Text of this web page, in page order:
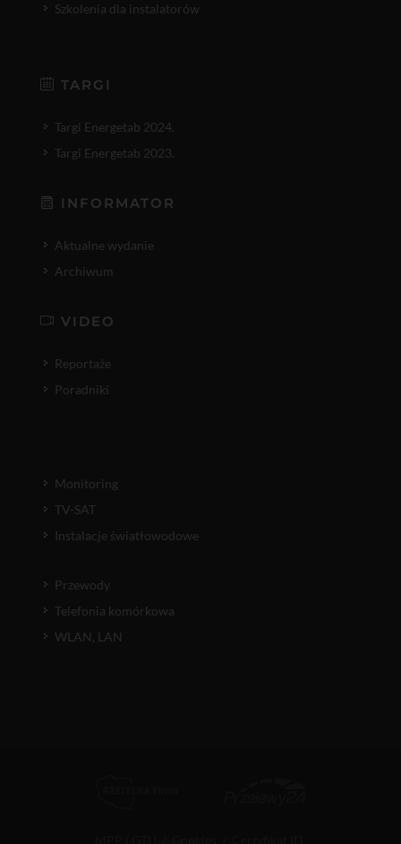
Szkolenia dla instalatorów
TARGI
Targi Energetab 2024.
Targi Energetab 2023.
INFORMATOR
Aktualne wydanie
Archiwum
VIDEO
Reportaże
Poradniki
Monitoring
TV-SAT
Instalacje światłowodowe
Przewody
Telefonia komórkowa
WLAN, LAN